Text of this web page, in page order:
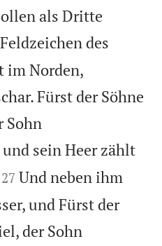
als Dritte
des
im Norden,
Fürst der Söhne
Sohn
und sein Heer zählt


27 Und neben ihm
und Fürst der
der Sohn